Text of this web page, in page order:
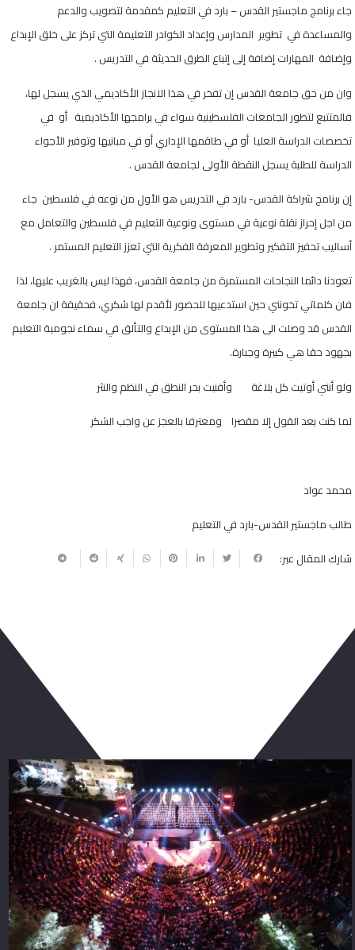
جاء برنامج ماجستير القدس – بارد في التعليم كمقدمة لتصويب والدعم
والمساعدة في تطوير المدارس وإعداد الكوادر التعليمة التي تركز على خلق الإبداع
وإضافة المهارات إضافة إلى إتباع الطرق الحديثة في التدريس .
وان من حق جامعة القدس إن تفخر في هذا الانجاز الأكاديمي الذي يسجل لها،
فالمتتبع لتطور الجامعات الفلسطينية سواء في برامجها الأكاديمية أو في
تخصصات الدراسة العليا أو في طاقمها الإداري أو في مبانيها وتوفير الأجواء
الدراسة للطلبة يسجل النقطة الأولى لجامعة القدس .
إن برنامج شراكة القدس- بارد في التدريس هو الأول من نوعه في فلسطين جاء
من اجل إحراز نقلة نوعية في مستوى ونوعية التعليم في فلسطين والتعامل مع
أساليب تحفيز التفكير وتطوير المعرفة الفكرية التي تعزز التعليم المستمر .
تعودنا دائما النجاحات المستمرة من جامعة القدس، فهذا ليس بالغريب عليها، لذا
فان كلماتي تخونني حين استدعيها للحضور لأقدم لها شكري، فحقيقة ان جامعة
القدس قد وصلت الى هذا المستوى من الإبداع والتألق في سماء نجومية التعليم
بجهود حقا هي كبيرة وجبارة.
ولو أنني أوتيت كل بلاغة وأفنيت بحر النطق في النظم والنثر
لما كنت بعد القول إلا مقصرا ومعترفا بالعجز عن واجب الشكر
محمد عواد
طالب ماجستير القدس-بارد في التعليم
شارك المقال عبر: